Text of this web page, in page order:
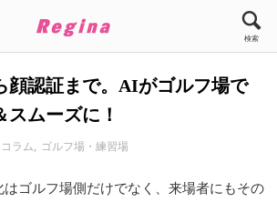
検索
顔認証まで。AIがゴルフ場で
ムーズに！
コラム ゴルフ場・練習場
ゴルフ場側だけでなく、来場者にもその